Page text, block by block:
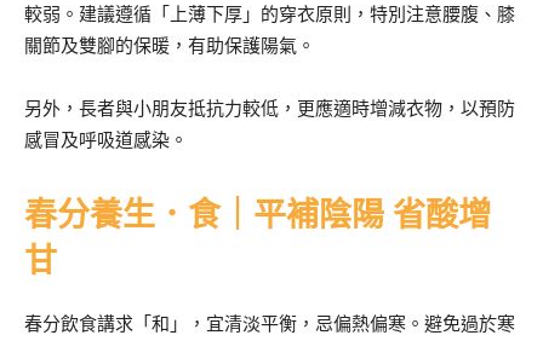
較弱。建議遵循「上薄下厚」的穿衣原則，特別注意腰腹、膝
關節及雙腳的保暖，有助保護陽氣。
另外，長者與小朋友抵抗力較低，更應適時增減衣物，以預防
感冒及呼吸道感染。
春分養生．食｜平補陰陽 省酸增
甘
春分飲食講求「和」，宜清淡平衡，忌偏熱偏寒。避免過於寒